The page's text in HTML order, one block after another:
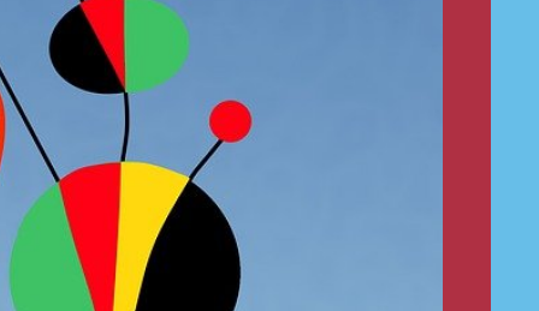
Заштита од сексуалног узнемиравања
и уцењивања